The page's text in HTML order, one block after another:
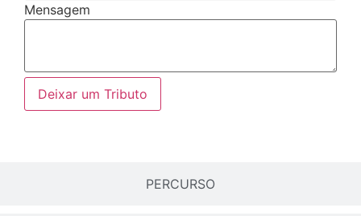
PERCURSO
Mensagem
Deixar um Tributo